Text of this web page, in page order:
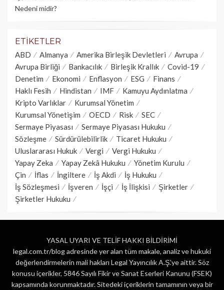
Nedeni midir?
ETIKETLER
ABD Almanya Amerika Birleşik Devletleri
Avrupa
Avrupa Birliği
Bankacılık Birleşik Krallık
Covid-19
Denetim
Ekonomi Enflasyon ESG
Finans
Haklı Fesih
Hindistan IMF
Kamuyu Aydınlatma
Kripto Varlıklar
Kurumsal Yönetim
Kurumsal Yönetişim
OECD Risk
SEC
Sermaye Piyasası
Sermaye Piyasası Hukuku
Sözleşme
Sürdürülebilirlik
Ticaret Hukuku
Uluslararası Hukuk
Vergi
Vergi Hukuku
Yapay Zeka
Yapay Zekâ Hukuku
Yönetim Kurulu
Çin
İflas İngiltere İş Akdi
İş Hukuku
İş Sözleşmesi
İşveren İşçi İş İlişkisi
Şirketler
Şirketler Hukuku
YASAL UYARI VE TELİF HAKKI BİLDİRİMİ
legal.com.tr/blog adresinde yer alan tüm makale, analiz ve hukuki
değerlendirmelerin mali hakları Legal Yayıncılık A.Ş.’ye aittir. Söz
konusu içerikler, 5846 Sayılı Fikir ve Sanat Eserleri Kanunu (FSEK)
kapsamında korunmaktadır. Sitedeki içeriklerin tamamının veya bir